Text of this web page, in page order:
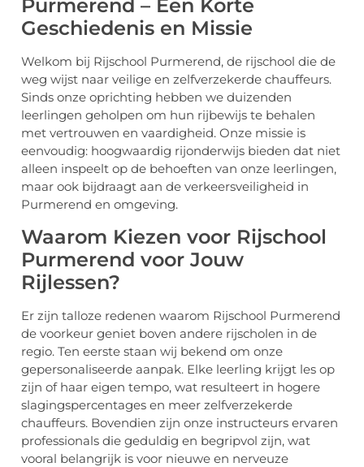
Purmerend – Een Korte
Geschiedenis en Missie
Welkom bij Rijschool Purmerend, de rijschool die de
weg wijst naar veilige en zelfverzekerde chauffeurs.
Sinds onze oprichting hebben we duizenden
leerlingen geholpen om hun rijbewijs te behalen
met vertrouwen en vaardigheid. Onze missie is
eenvoudig: hoogwaardig rijonderwijs bieden dat niet
alleen inspeelt op de behoeften van onze leerlingen,
maar ook bijdraagt aan de verkeersveiligheid in
Purmerend en omgeving.
Waarom Kiezen voor Rijschool
Purmerend voor Jouw
Rijlessen?
Er zijn talloze redenen waarom Rijschool Purmerend
de voorkeur geniet boven andere rijscholen in de
regio. Ten eerste staan wij bekend om onze
gepersonaliseerde aanpak. Elke leerling krijgt les op
zijn of haar eigen tempo, wat resulteert in hogere
slagingspercentages en meer zelfverzekerde
chauffeurs. Bovendien zijn onze instructeurs ervaren
professionals die geduldig en begripvol zijn, wat
vooral belangrijk is voor nieuwe en nerveuze